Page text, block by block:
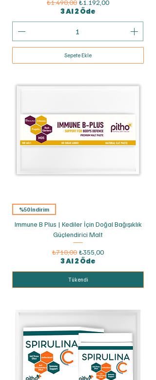
Normal Fiyat
₺1.490,00 İndirimli Fiyat
₺1.192,00
3 Al 2 Öde
Sepete Ekle
%50 İndirim
Immune B Plus | Kediler İçin Doğal Bağışıklık
Güçlendirici Malt
Normal Fiyat
₺710,00 İndirimli Fiyat
₺355,00
3 Al 2 Öde
Tükendi